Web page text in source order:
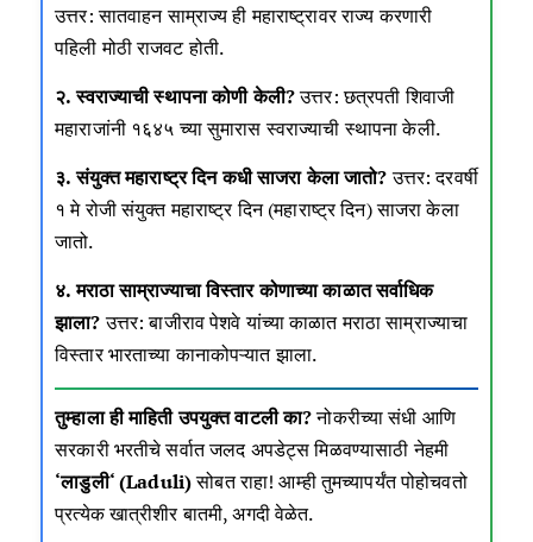
उत्तर: सातवाहन साम्राज्य ही महाराष्ट्रावर राज्य करणारी
पहिली मोठी राजवट होती.
२. स्वराज्याची स्थापना कोणी केली?उत्तर: छत्रपती शिवाजी
महाराजांनी १६४५ च्या सुमारास स्वराज्याची स्थापना केली.
३. संयुक्त महाराष्ट्र दिन कधी साजरा केला जातो?उत्तर: दरवर्षी
१ मे रोजी संयुक्त महाराष्ट्र दिन (महाराष्ट्र दिन) साजरा केला
जातो.
४. मराठा साम्राज्याचा विस्तार कोणाच्या काळात सर्वाधिक
झाला?उत्तर: बाजीराव पेशवे यांच्या काळात मराठा साम्राज्याचा
विस्तार भारताच्या कानाकोपऱ्यात झाला.
तुम्हाला ही माहिती उपयुक्त वाटली का?नोकरीच्या संधी आणि
सरकारी भरतीचे सर्वात जलद अपडेट्स मिळवण्यासाठी नेहमी
‘लाडुली‘ (Laduli)सोबत राहा! आम्ही तुमच्यापर्यंत पोहोचवतो
प्रत्येक खात्रीशीर बातमी, अगदी वेळेत.